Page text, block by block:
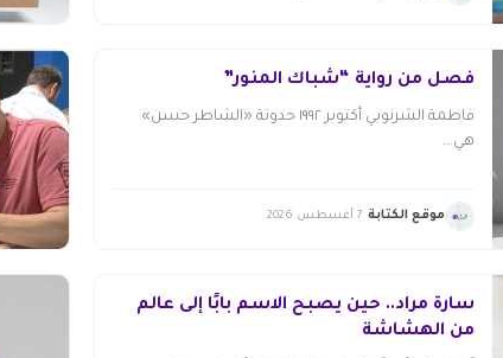
فصل من رواية “شباك المنور”
فاطمة الشرنوبي أكتوبر ١٩٩٢ ​حدوتة «الشاطر حسن»
هي...
موقع الكتابة 7 أغسطس 2026
سارة مراد.. حين يصبح الاسم بابًا إلى عالم
من الهشاشة